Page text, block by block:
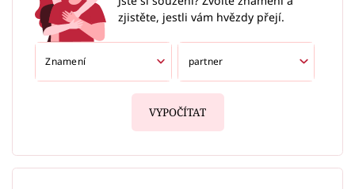
zjistěte, jestli vám hvězdy přejí.
VYPOČÍTAT